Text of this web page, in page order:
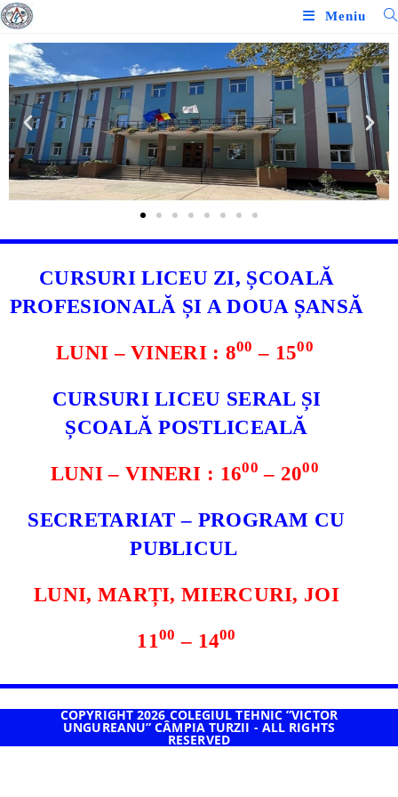
Meniu
CURSURI LICEU ZI, ȘCOALĂ
PROFESIONALĂ ȘI A DOUA ȘANSĂ
LUNI – VINERI : 800 – 1500
CURSURI LICEU SERAL ȘI
ȘCOALĂ POSTLICEALĂ
LUNI – VINERI : 1600 – 2000
SECRETARIAT – PROGRAM CU
PUBLICUL
LUNI, MARȚI, MIERCURI, JOI
1100 – 1400
COPYRIGHT 2026 COLEGIUL TEHNIC ”VICTOR
UNGUREANU” CÂMPIA TURZII - ALL RIGHTS
RESERVED